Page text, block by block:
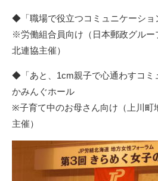
◆「職場で役立つコミュニケーショ
※労働組合員向け（ 日本郵政グル
北連協主催）
◆「あと、1cm親子で心通わすコミ
かみんぐホール
※子育て中のお母さん向け（上川町
主催）